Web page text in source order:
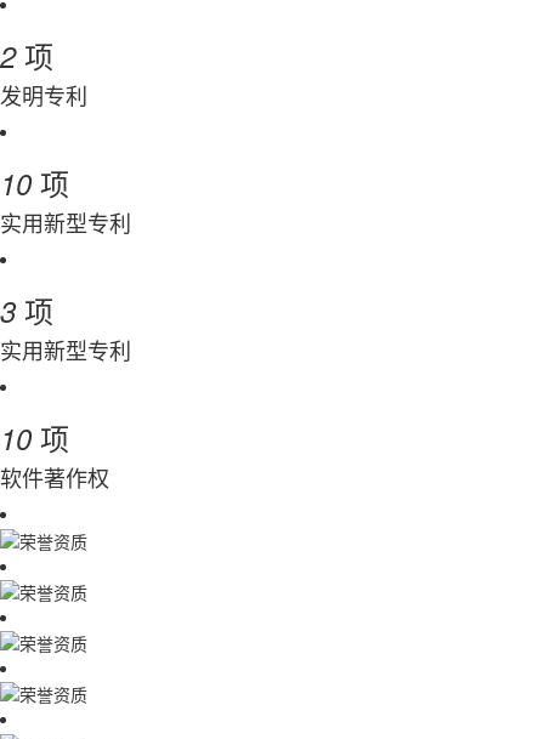
2 项
发明专利
10 项
实用新型专利
3 项
实用新型专利
10 项
软件著作权